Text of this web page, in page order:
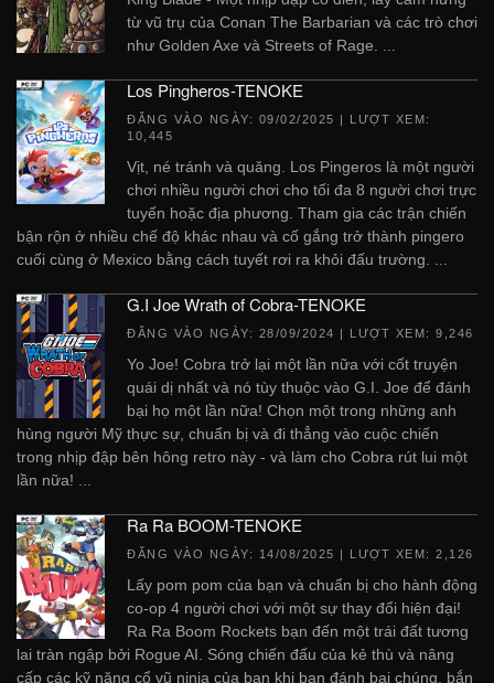
từ vũ trụ của Conan The Barbarian và các trò chơi
như Golden Axe và Streets of Rage. ...
Los Pingheros-TENOKE
ĐĂNG VÀO NGÀY: 09/02/2025 | LƯỢT XEM:
10,445
Vịt, né tránh và quăng. Los Pingeros là một người
chơi nhiều người chơi cho tối đa 8 người chơi trực
tuyến hoặc địa phương. Tham gia các trận chiến
bận rộn ở nhiều chế độ khác nhau và cố gắng trở thành pingero
cuối cùng ở Mexico bằng cách tuyết rơi ra khỏi đấu trường. ...
G.I Joe Wrath of Cobra-TENOKE
ĐĂNG VÀO NGÀY: 28/09/2024 | LƯỢT XEM: 9,246
Yo Joe! Cobra trở lại một lần nữa với cốt truyện
quái dị nhất và nó tùy thuộc vào G.I. Joe để đánh
bại họ một lần nữa! Chọn một trong những anh
hùng người Mỹ thực sự, chuẩn bị và đi thẳng vào cuộc chiến
trong nhịp đập bên hông retro này - và làm cho Cobra rút lui một
lần nữa! ...
Ra Ra BOOM-TENOKE
ĐĂNG VÀO NGÀY: 14/08/2025 | LƯỢT XEM: 2,126
Lấy pom pom của bạn và chuẩn bị cho hành động
co-op 4 người chơi với một sự thay đổi hiện đại!
Ra Ra Boom Rockets bạn đến một trái đất tương
lai tràn ngập bởi Rogue AI. Sóng chiến đấu của kẻ thù và nâng
cấp các kỹ năng cổ vũ ninja của bạn khi bạn đánh bại chúng, bắn